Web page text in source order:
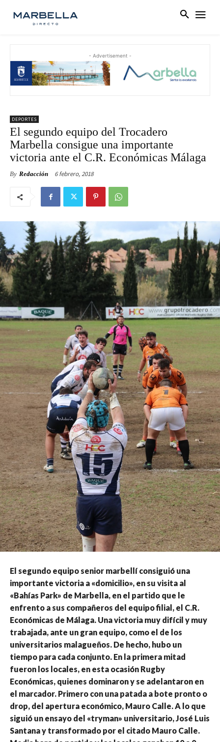
- Advertisement -
DEPORTES
El segundo equipo del Trocadero
Marbella consigue una importante
victoria ante el C.R. Económicas Málaga
By Redacción 6 febrero, 2018
El segundo equipo senior marbellí consiguió una
importante victoria a «domicilio», en su visita al
«Bahías Park» de Marbella, en el partido que le
enfrento a sus compañeros del equipo filial, el C.R.
Económicas de Málaga. Una victoria muy difícil y muy
trabajada, ante un gran equipo, como el de los
universitarios malagueños. De hecho, hubo un
tiempo para cada conjunto. En la primera mitad
fueron los locales, en esta ocasión Rugby
Económicas, quienes dominaron y se adelantaron en
el marcador. Primero con una patada a bote pronto o
drop, del apertura económico, Mauro Calle. A lo que
siguió un ensayo del «tryman» universitario, José Luis
Santana y transformado por el citado Mauro Calle.